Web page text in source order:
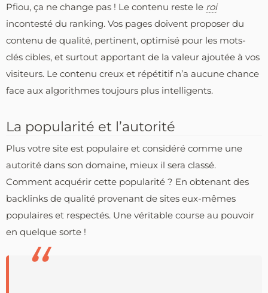
Pfiou, ça ne change pas ! Le contenu reste le roi
incontesté du ranking. Vos pages doivent proposer du
contenu de qualité, pertinent, optimisé pour les mots-
clés cibles, et surtout apportant de la valeur ajoutée à vos
visiteurs. Le contenu creux et répétitif n’a aucune chance
face aux algorithmes toujours plus intelligents.
La popularité et l’autorité
Plus votre site est populaire et considéré comme une
autorité dans son domaine, mieux il sera classé.
Comment acquérir cette popularité ? En obtenant des
backlinks de qualité provenant de sites eux-mêmes
populaires et respectés. Une véritable course au pouvoir
en quelque sorte !